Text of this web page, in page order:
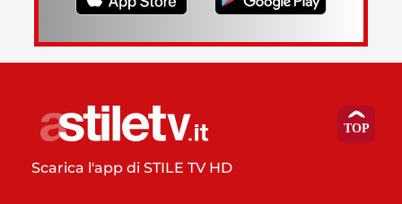
Scarica l'app di STILE TV HD